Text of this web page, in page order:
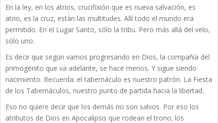
En la ley, en los atrios, crucifixión que es nueva salvación, es
atrio, es la cruz, están las multitudes. Allí todo el mundo era
permitido. En el Lugar Santo, sólo la tribu. Pero más allá del velo,
sólo uno.
Es decir que según vamos progresando en Dios, la compañía del
primogénito que va adelante, se hace menos. Y sigue siendo
nacimiento. Recuerda: el tabernáculo es nuestro patrón. La Fiesta
de los Tabernáculos, nuestro punto de partida hacia la libertad.
Eso no quiere decir que los demás no son salvos. Por eso los
atributos de Dios en Apocalipsis que rodean el trono; los